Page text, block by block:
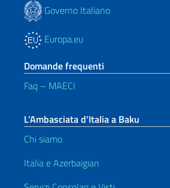
Governo Italiano
Europa.eu
Domande frequenti
Faq – MAECI
L’Ambasciata d’Italia a Baku
Chi siamo
Italia e Azerbaigian